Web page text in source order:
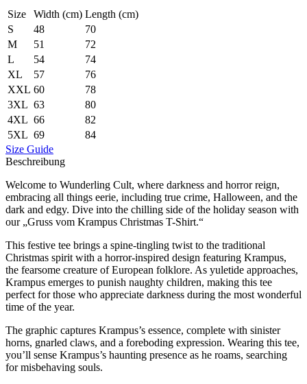
Size Width (cm) Length (cm)
S
48
70
M
51
72
L
54
74
XL
57
76
XXL 60
78
3XL 63
80
4XL 66
82
5XL 69
84
Size Guide
Beschreibung
Welcome to Wunderling Cult, where darkness and horror reign,
embracing all things eerie, including true crime, Halloween, and the
dark and edgy. Dive into the chilling side of the holiday season with
our „Gruss vom Krampus Christmas T-Shirt.“
This festive tee brings a spine-tingling twist to the traditional
Christmas spirit with a horror-inspired design featuring Krampus,
the fearsome creature of European folklore. As yuletide approaches,
Krampus emerges to punish naughty children, making this tee
perfect for those who appreciate darkness during the most wonderful
time of the year.
The graphic captures Krampus’s essence, complete with sinister
horns, gnarled claws, and a foreboding expression. Wearing this tee,
you’ll sense Krampus’s haunting presence as he roams, searching
for misbehaving souls.